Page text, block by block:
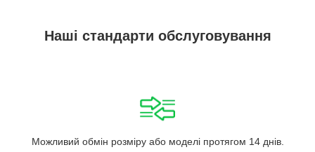
Наші стандарти обслуговування
Можливий обмін розміру або моделі протягом 14 днів.